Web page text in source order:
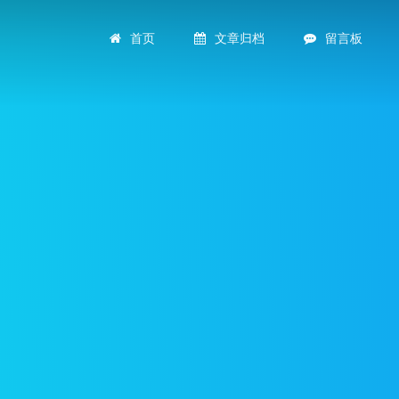
首页 文章归档 留言板